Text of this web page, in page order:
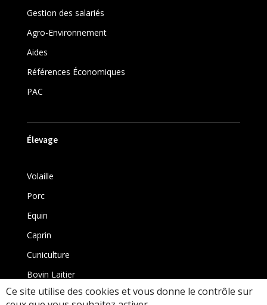
Gestion des salariés
Agro-Environnement
Aides
Références Économiques
PAC
Élevage
Volaille
Porc
Equin
Caprin
Cuniculture
Bovin Laitier
Bovin
Ce site utilise des cookies et vous donne le contrôle sur